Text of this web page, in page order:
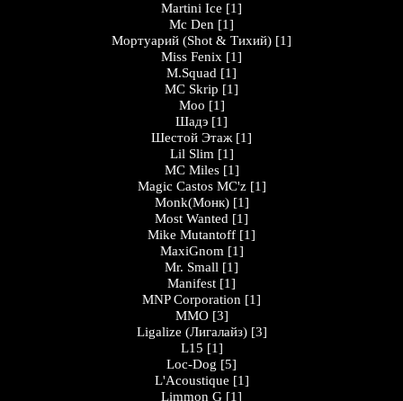
Martini Ice [1]
Mc Den [1]
Мортуарий (Shot & Тихий) [1]
Miss Fenix [1]
M.Squad [1]
MC Skrip [1]
Moo [1]
Шадэ [1]
Шестой Этаж [1]
Lil Slim [1]
MC Miles [1]
Magic Castos MC'z [1]
Monk(Монк) [1]
Most Wanted [1]
Mike Mutantoff [1]
MaxiGnom [1]
Mr. Small [1]
Manifest [1]
MNP Corporation [1]
MMO [3]
Ligalize (Лигалайз) [3]
L15 [1]
Loc-Dog [5]
L'Acoustique [1]
Limmon G [1]